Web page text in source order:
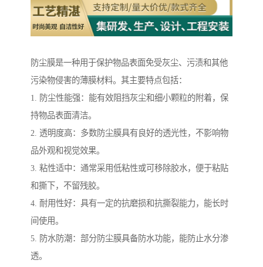
防尘膜是一种用于保护物品表面免受灰尘、污渍和其他
污染物侵害的薄膜材料。其主要特点包括：
1. 防尘性能强：能有效阻挡灰尘和细小颗粒的附着，保
持物品表面清洁。
2. 透明度高：多数防尘膜具有良好的透光性，不影响物
品外观和视觉效果。
3. 粘性适中：通常采用低粘性或可移除胶水，便于粘贴
和撕下，不留残胶。
4. 耐用性好：具有一定的抗磨损和抗撕裂能力，能长时
间使用。
5. 防水防潮：部分防尘膜具备防水功能，能防止水分渗
透。